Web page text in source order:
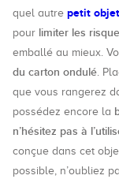
quel autre petit
pour limiter les
emballé au mieux.
du carton ondulé.
que vous rangerez
possédez encore la
n’hésitez pas à
conçue dans cet
possible, n’oubliez